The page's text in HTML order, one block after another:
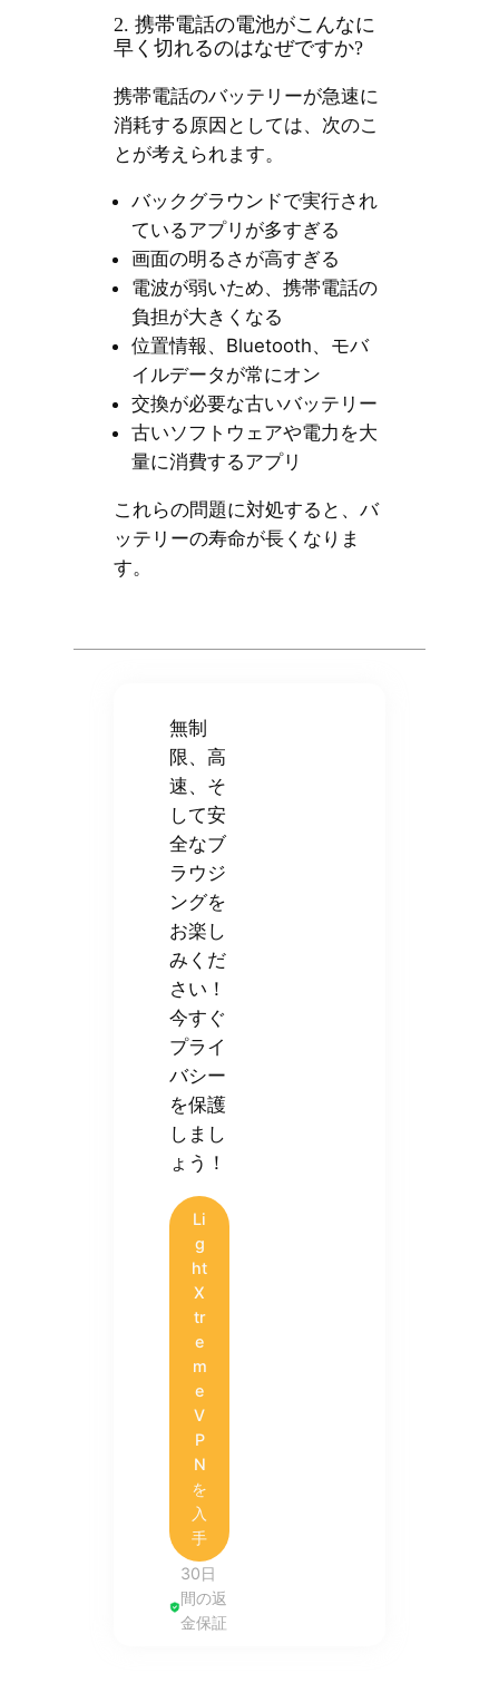
2. 携帯電話の電池がこんなに
早く切れるのはなぜですか?
携帯電話のバッテリーが急速に
消耗する原因としては、次のこ
とが考えられます。
バックグラウンドで実行され
ているアプリが多すぎる
画面の明るさが高すぎる
電波が弱いため、携帯電話の
負担が大きくなる
位置情報、Bluetooth、モバ
イルデータが常にオン
交換が必要な古いバッテリー
古いソフトウェアや電力を大
量に消費するアプリ
これらの問題に対処すると、バ
ッテリーの寿命が長くなりま
す。
無制
限、高
速、そ
して安
全なブ
ラウジ
ングを
お楽し
みくだ
さい！
今すぐ
プライ
バシー
を保護
しまし
ょう！
Li
g
ht
X
tr
e
m
e
V
P
N
を
入
手
30日
間の返
金保証